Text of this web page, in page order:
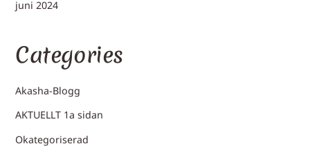
juni 2024
Categories
Akasha-Blogg
AKTUELLT 1a sidan
Okategoriserad